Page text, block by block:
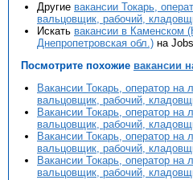
Другие вакансии Токарь,
вальцовщик, рабочий,
Искать вакансии в Каменском
Днепропетровская обл.) на
Посмотрите похожие вакансии
Вакансии Токарь, оператор
вальцовщик, рабочий,
Вакансии Токарь, оператор
вальцовщик, рабочий,
Вакансии Токарь, оператор
вальцовщик, рабочий,
Вакансии Токарь, оператор
вальцовщик, рабочий,